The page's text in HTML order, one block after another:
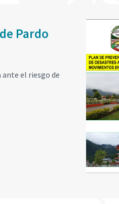
Pardo
el riesgo de